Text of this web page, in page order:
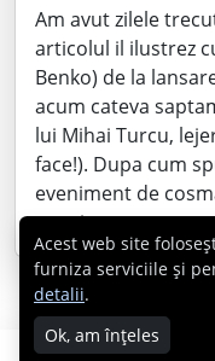
Am avut zilele
articolul il ilustrez
Benko) de la
acum cateva
lui Mihai Turcu,
face!). Dupa cum
eveniment de
nevoie…
Acest web site
furniza serviciile și
detalii.
Ok, am înțeles